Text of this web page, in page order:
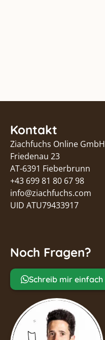
Kontakt
Ziachfuchs Online GmbH
Friedenau 23
AT-6391 Fieberbrunn
+43 699 81 80 67 98
info@ziachfuchs.com
UID ATU79433917
Noch Fragen?
Schreib mir einfach